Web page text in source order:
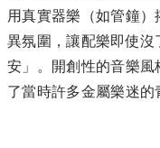
用真實器樂（如管鐘
異氛圍，讓配樂即使
安」。開創性的音樂
了當時許多金屬樂迷的